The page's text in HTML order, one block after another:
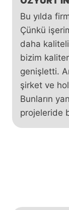
Bu yılda
Çünkü
daha kaliteli
bizim
genişletti.
şirket ve
Bunların
projeleride